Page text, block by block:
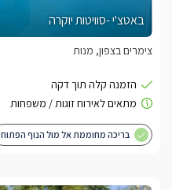
באטצ'י -סוויטות יוקרה
צימרים בצפון, מנות
בריכה מחוממת אל מול הנוף הפתוח